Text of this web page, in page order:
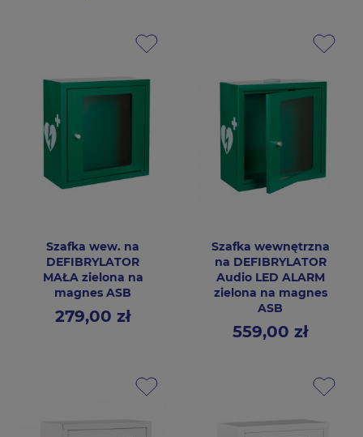
Szafka wew. na
DEFIBRYLATOR
MAŁA zielona na
magnes ASB
Cena279,00 zł
Szafka wewnętrzna
na DEFIBRYLATOR
Audio LED ALARM
zielona na magnes
ASB
Cena559,00 zł